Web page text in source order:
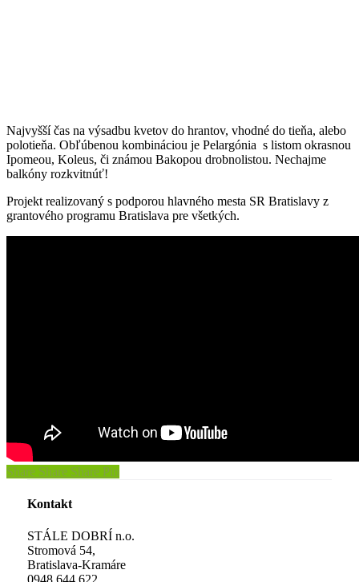
Najvyšší čas na výsadbu kvetov do hrantov, vhodné do tieňa, alebo
polotieňa. Obľúbenou kombináciou je Pelargónia s listom okrasnou
Ipomeou, Koleus, či známou Bakopou drobnolistou. Nechajme
balkóny rozkvitnúť!
Projekt realizovaný s podporou hlavného mesta SR Bratislavy z
grantového programu Bratislava pre všetkých.
Share Share Share Pin
Kontakt
STÁLE DOBRÍ n.o.
Stromová 54,
Bratislava-Kramáre
0948 644 622